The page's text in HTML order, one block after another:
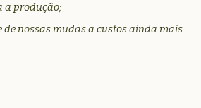
a produção;
nossas mudas a custos ainda mais